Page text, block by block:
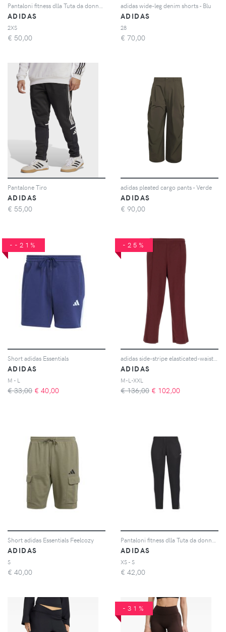
ADIDAS
2XS
€ 50,00
adidas wide-leg denim shorts - Blu
ADIDAS
28
€ 70,00
Pantalone Tiro
ADIDAS
€ 55,00
adidas pleated cargo pants - Verde
ADIDAS
€ 90,00
--21%
Short adidas Essentials
ADIDAS
M - L
€ 33,00 € 40,00
-25%
ADIDAS
M-L-XXL
€ 136,00 € 102,00
Short adidas Essentials Feelcozy
ADIDAS
S
€ 40,00
ADIDAS
XS - S
€ 42,00
-31%